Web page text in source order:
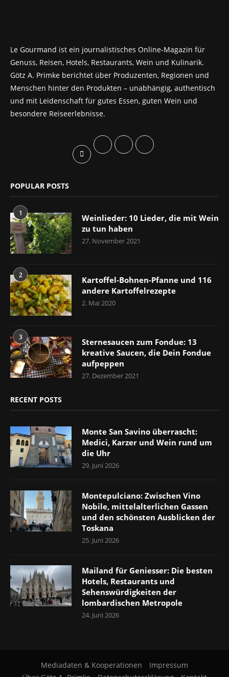
Le Gourmand ist ein journalistisches Online-Magazin für
Genuss, Reisen, Hotels, Restaurants, Wein und Kulinarik.
Götz A. Primke berichtet über Produzenten, Regionen und
Menschen hinter den Produkten – unabhängig, authentisch
und mit Leidenschaft für gutes Essen, guten Wein und
besondere Reiseerlebnisse.
POPULAR POSTS
1
Weinlieder: 10 Lieder, die mit Wein
zu tun haben
27. November 2021
2
Kartoffel-Bohnen-Pfanne und 116
andere Kartoffelrezepte
2. Mai 2020
3
Sternesaucen zum Fondue: 13
kreative Saucen, die Dein Fondue
aufpeppen
27. Dezember 2021
RECENT POSTS
Monte San Savino überrascht:
Medici, Karzer und Wein rund um
die Uhr
29. Juni 2026
Montepulciano: Zwischen Vino
Nobile, mittelalterlichen Gassen
und den schönsten Ausblicken der
Toskana
25. Juni 2026
Mailand für Geniesser: Die besten
Hotels, Restaurants und
Sehenswürdigkeiten der
lombardischen Metropole
24. Juni 2026
Mediadaten & Kooperationen
Impressum